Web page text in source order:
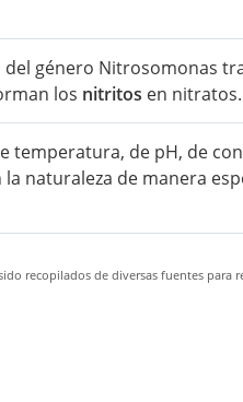
del género Nitrosomonas
los nitritos en nitratos.
temperatura, de pH, de
la naturaleza de manera
recopilados de diversas fuentes